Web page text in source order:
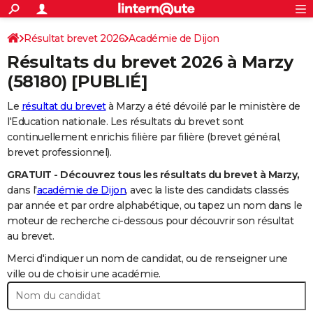
ACTUALITÉS
Politique
Société
Faits Divers
Education
Monde
Villes
+
SPORT
Coupe du monde 2026
Football
Tennis
Cyclisme
Rugby
Forum
FINANCE
Retraite
Impôts
Epargne
Immobilier
Risques naturels par ville
Banque
Assurance
Crédit
Essais
Réserver un essai
Citadines
Berlines
SUV
Forum auto
+
HIGH-TECH
Mobiles
Meilleur smartphone
Internet
Ordinateurs
Jeux vidéo
Guide high-tech
+BRICOLAGE
Forum
Aménagement intérieur
Extérieur
Cuisine
Salle de bains
Jardinage
Rangement
+ WEEK-END
Guides de France
Escapades
Patrimoine
Expositions
Musées
Week-end nature
+
Art de vivre
Bien-être
Loisirs
Mode
Modes de vie
+ SANTE
Alimentation
Guide de la santé
Maladies
Médicaments
Sommeil
VOYAGE
S'inscrire
Connexion
Résultat brevet 2026 Académie de Dijon
Résultats du brevet 2026 à Marzy
(58180) [PUBLIÉ]
Le résultat du brevetà Marzy a été dévoilé par le ministère de
l'Education nationale. Les résultats du brevet sont
continuellement enrichis filière par filière (brevet général,
brevet professionnel).
GRATUIT - Découvrez tous les résultats du brevet à Marzy,
dans l'académie de Dijon, avec la liste des candidats classés
par année et par ordre alphabétique, ou tapez un nom dans le
moteur de recherche ci-dessous pour découvrir son résultat
au brevet.
Merci d'indiquer un nom de candidat, ou de renseigner une
ville ou de choisir une académie.